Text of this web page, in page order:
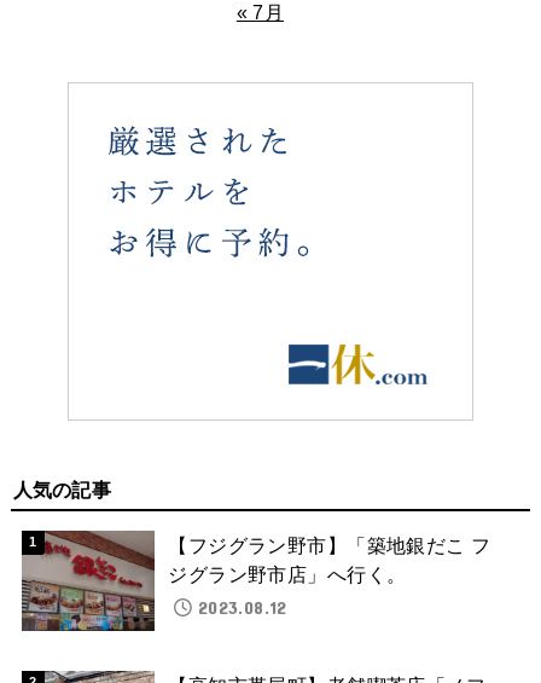
« 7月
人気の記事
【フジグラン野市】「築地銀だこ フ
ジグラン野市店」へ行く。
2023.08.12